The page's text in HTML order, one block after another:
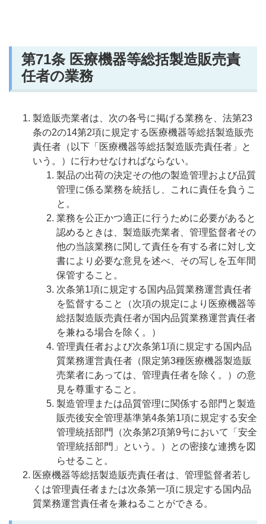
第71条 医療機器等総括製造販売責
任者の業務
製造販売業者は、次の各号に掲げる業務を、法第23
条の2の14第2項に規定する医療機器等総括製造販売
責任者（以下「医療機器等総括製造販売責任者」と
いう。）に行わせなければならない。
製品の出荷の決定その他の製造管理および品質
管理に係る業務を統括し、これに責任を負うこ
と。
業務を公正かつ適正に行うために必要があると
認めるときは、製造販売業者、管理監督者その
他の当該業務に関して責任を有する者に対し文
書により必要な意見を述べ、その写しを五年間
保管すること。
次条第1項に規定する国内品質業務運営責任者
を監督すること（次項の規定により医療機器等
総括製造販売責任者が国内品質業務運営責任者
を兼ねる場合を除く。）
管理責任者および次条第1項に規定する国内品
質業務運営責任者（限定第3種医療機器製造販
売業者にあっては、管理責任者を除く。）の意
見を尊重すること。
製造管理または品質管理に関係する部門と製造
販売後安全管理基準第4条第1項に規定する安全
管理統括部門（次条第2項第9号において「安全
管理統括部門」という。）との密接な連携を図
らせること。
医療機器等総括製造販売責任者は、管理監督者若し
くは管理責任者または次条第一項に規定する国内品
質業務運営責任者を兼ねることができる。